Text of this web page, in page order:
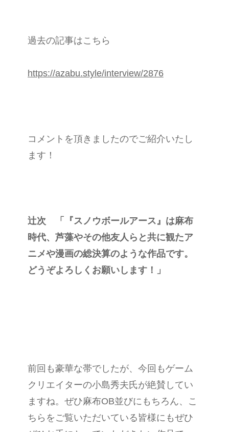
過去の記事はこちら
https://azabu.style/interview/2876
コメントを頂きましたのでご紹介いたし
ます！
辻次 「『スノウボールアース』は麻布
時代、芦藻やその他友人らと共に観たア
ニメや漫画の総決算のような作品です。
どうぞよろしくお願いします！」
前回も豪華な帯でしたが、今回もゲーム
クリエイターの小島秀夫氏が絶賛してい
ますね。ぜひ麻布OB並びにもちろん、こ
ちらをご覧いただいている皆様にもぜひ